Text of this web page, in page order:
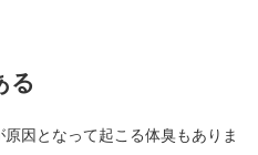
る
因となって起こる体臭もありま